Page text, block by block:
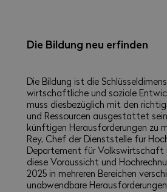
Die Bildung neu erfinden
Die Bildung ist die
wirtschaftliche und soziale
muss diesbezüglich mit den
und Ressourcen ausgestattet
künftigen Herausforderungen zu
Rey, Chef der Dienststelle für
Departement für Volkswirtschaft
diese Voraussicht und
2025 in mehreren Bereichen
unabwendbare